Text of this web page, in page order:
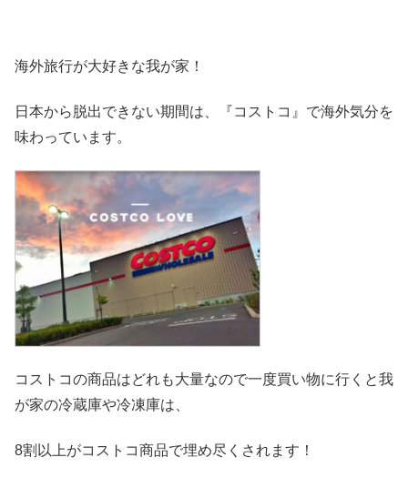
海外旅行が大好きな我が家！
日本から脱出できない期間は、『コストコ』 で海外気分を
味わっています。
コストコの商品はどれも大量なので一度買い物に行くと我
が家の冷蔵庫や冷凍庫は、
8割以上がコストコ商品で埋め尽くされます！